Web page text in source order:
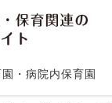
・病院内保育園